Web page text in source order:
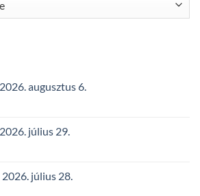
augusztus 6.
július 29.
július 28.